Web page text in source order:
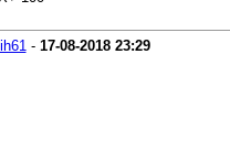
- 17-08-2018 23:29